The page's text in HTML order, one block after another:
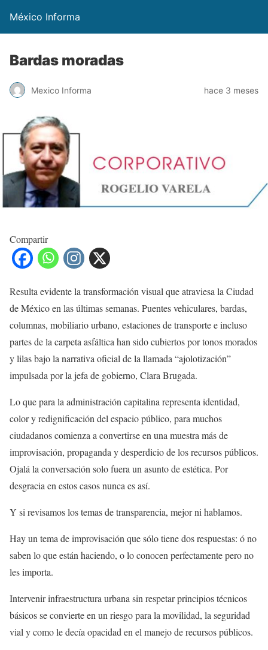
México Informa
Bardas moradas
Mexico Informa hace 3 meses
Compartir
Resulta evidente la transformación visual que atraviesa la Ciudad
de México en las últimas semanas. Puentes vehiculares, bardas,
columnas, mobiliario urbano, estaciones de transporte e incluso
partes de la carpeta asfáltica han sido cubiertos por tonos morados
y lilas bajo la narrativa oficial de la llamada “ajolotización”
impulsada por la jefa de gobierno, Clara Brugada.
Lo que para la administración capitalina representa identidad,
color y redignificación del espacio público, para muchos
ciudadanos comienza a convertirse en una muestra más de
improvisación, propaganda y desperdicio de los recursos públicos.
Ojalá la conversación solo fuera un asunto de estética. Por
desgracia en estos casos nunca es así.
Y si revisamos los temas de transparencia, mejor ni hablamos.
Hay un tema de improvisación que sólo tiene dos respuestas: ó no
saben lo que están haciendo, o lo conocen perfectamente pero no
les importa.
Intervenir infraestructura urbana sin respetar principios técnicos
básicos se convierte en un riesgo para la movilidad, la seguridad
vial y como le decía opacidad en el manejo de recursos públicos.